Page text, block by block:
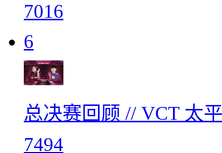
7016
6
总决赛回顾 // VCT 太
7494